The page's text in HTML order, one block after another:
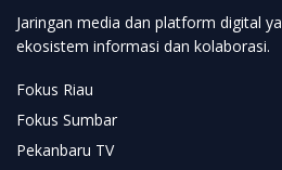
Jaringan media dan platform digital
ekosistem informasi dan kolaborasi.
Fokus Riau
Fokus Sumbar
Pekanbaru TV